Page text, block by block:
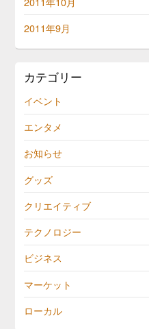
2011年9月
カテゴリー
イベント
エンタメ
お知らせ
グッズ
クリエイティブ
テクノロジー
ビジネス
マーケット
ローカル